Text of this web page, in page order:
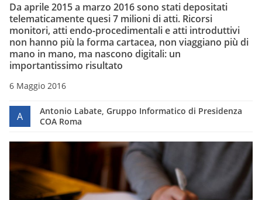
Da aprile 2015 a marzo 2016 sono stati depositati
telematicamente quesi 7 milioni di atti. Ricorsi
monitori, atti endo-procedimentali e atti introduttivi
non hanno più la forma cartacea, non viaggiano più di
mano in mano, ma nascono digitali: un
importantissimo risultato
6 Maggio 2016
A
Antonio Labate, Gruppo Informatico di Presidenza
COA Roma